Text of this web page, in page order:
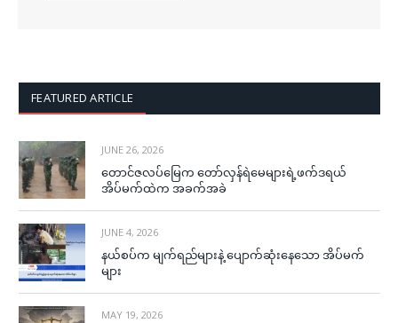
FEATURED ARTICLE
JUNE 26, 2026
တောင်ဇလပ်မြေက တော်လှန်ရဲမေများရဲ့ဖက်ဒရယ်
အိပ်မက်ထဲက အခက်အခဲ
JUNE 4, 2026
နယ်စပ်က မျက်ရည်များနဲ့ ပျောက်ဆုံးနေသော အိပ်မက်
များ
MAY 19, 2026